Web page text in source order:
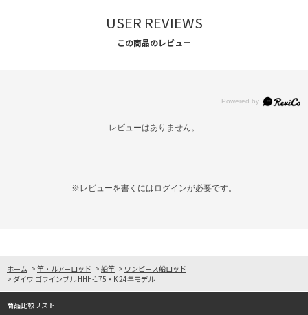
USER REVIEWS
この商品のレビュー
レビューはありません。
※レビューを書くには ログインが必要です。
ホーム > 竿・ルアーロッド > 船竿 > ワンピース船ロッド
> ダイワ ゴウインブル HHH-175・K 24年モデル
商品比較リスト